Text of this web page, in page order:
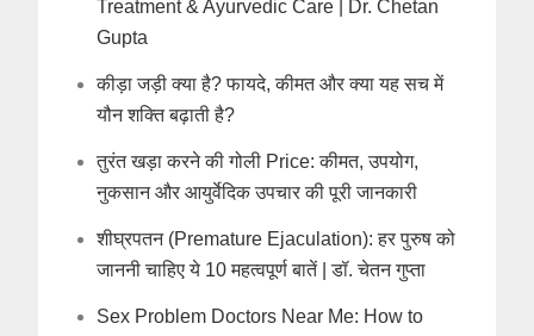
Treatment & Ayurvedic Care | Dr. Chetan
Gupta
कीड़ा जड़ी क्या है? फायदे, कीमत और क्या यह सच में
यौन शक्ति बढ़ाती है?
तुरंत खड़ा करने की गोली Price: कीमत, उपयोग,
नुकसान और आयुर्वेदिक उपचार की पूरी जानकारी
शीघ्रपतन (Premature Ejaculation): हर पुरुष को
जाननी चाहिए ये 10 महत्वपूर्ण बातें | डॉ. चेतन गुप्ता
Sex Problem Doctors Near Me: How to